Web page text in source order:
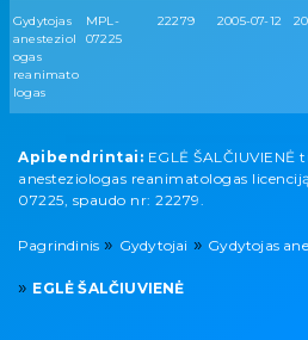
Gydytojas
anesteziol
ogas
reanimato
logas
MPL-
07225
22279 2005-07-12
Apibendrintai: EGLĖ
anesteziologas reanimatologas
07225, spaudo nr: 22279.
Pagrindinis » Gydytojai » Gydytojas
» EGLĖ ŠALČIUVIENĖ